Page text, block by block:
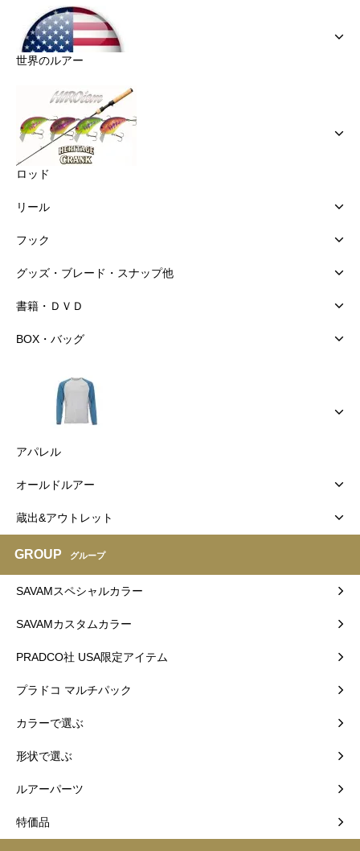
世界のルアー
ロッド
リール
フック
グッズ・ブレード・スナップ他
書籍・ＤＶＤ
BOX・バッグ
アパレル
オールドルアー
蔵出&アウトレット
GROUP グループ
SAVAMスペシャルカラー
SAVAMカスタムカラー
PRADCO社 USA限定アイテム
プラドコ マルチパック
カラーで選ぶ
形状で選ぶ
ルアーパーツ
特価品